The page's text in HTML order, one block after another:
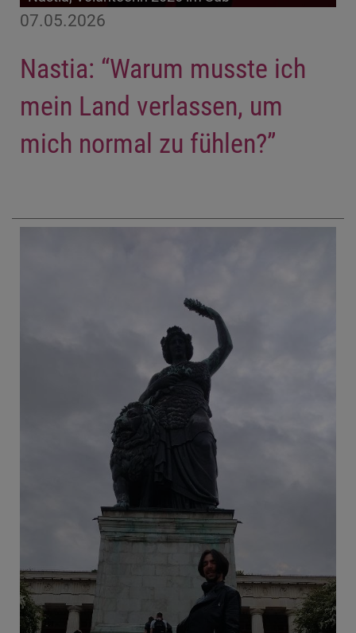
07.05.2026
Nastia: “Warum musste ich
mein Land verlassen, um
mich normal zu fühlen?”